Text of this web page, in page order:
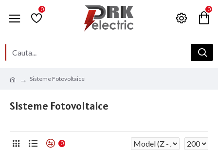
0 0
Sisteme Fotovoltaice
Sisteme Fotovoltaice
0